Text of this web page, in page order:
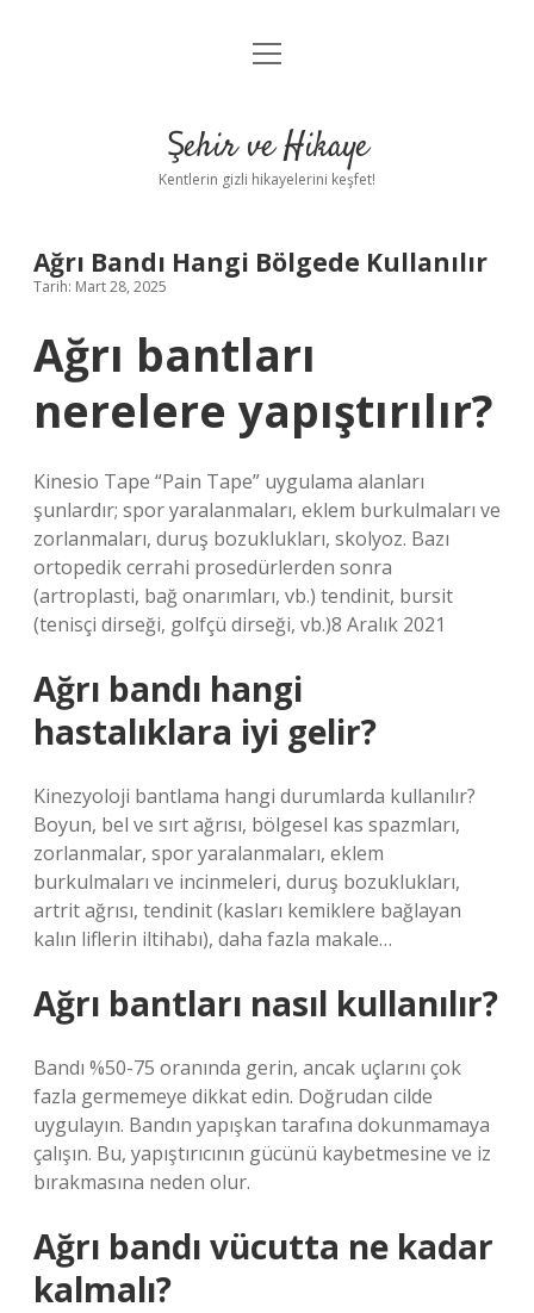
Anasayfa
Yasal Uyarı
menüyü
Şehir ve Hikaye
Kentlerin gizli hikayelerini keşfet!
Ağrı Bandı Hangi Bölgede Kullanılır
Tarih: Mart 28, 2025
Ağrı bantları
nerelere yapıştırılır?
Kinesio Tape “Pain Tape” uygulama alanları
şunlardır; spor yaralanmaları, eklem burkulmaları ve
zorlanmaları, duruş bozuklukları, skolyoz. Bazı
ortopedik cerrahi prosedürlerden sonra
(artroplasti, bağ onarımları, vb.) tendinit, bursit
(tenisçi dirseği, golfçü dirseği, vb.)8 Aralık 2021
Ağrı bandı hangi
hastalıklara iyi gelir?
Kinezyoloji bantlama hangi durumlarda kullanılır?
Boyun, bel ve sırt ağrısı, bölgesel kas spazmları,
zorlanmalar, spor yaralanmaları, eklem
burkulmaları ve incinmeleri, duruş bozuklukları,
artrit ağrısı, tendinit (kasları kemiklere bağlayan
kalın liflerin iltihabı), daha fazla makale…
Ağrı bantları nasıl kullanılır?
Bandı %50-75 oranında gerin, ancak uçlarını çok
fazla germemeye dikkat edin. Doğrudan cilde
uygulayın. Bandın yapışkan tarafına dokunmamaya
çalışın. Bu, yapıştırıcının gücünü kaybetmesine ve iz
bırakmasına neden olur.
Ağrı bandı vücutta ne kadar
kalmalı?